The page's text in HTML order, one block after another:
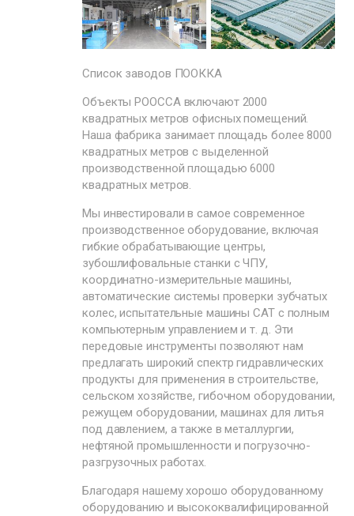
Список заводов ПООККА
Объекты POOCCA включают 2000
квадратных метров офисных помещений.
Наша фабрика занимает площадь более 8000
квадратных метров с выделенной
производственной площадью 6000
квадратных метров.
Мы инвестировали в самое современное
производственное оборудование, включая
гибкие обрабатывающие центры,
зубошлифовальные станки с ЧПУ,
координатно-измерительные машины,
автоматические системы проверки зубчатых
колес, испытательные машины CAT с полным
компьютерным управлением и т. д. Эти
передовые инструменты позволяют нам
предлагать широкий спектр гидравлических
продукты для применения в строительстве,
сельском хозяйстве, гибочном оборудовании,
режущем оборудовании, машинах для литья
под давлением, а также в металлургии,
нефтяной промышленности и погрузочно-
разгрузочных работах.
Благодаря нашему хорошо оборудованному
оборудованию и высококвалифицированной